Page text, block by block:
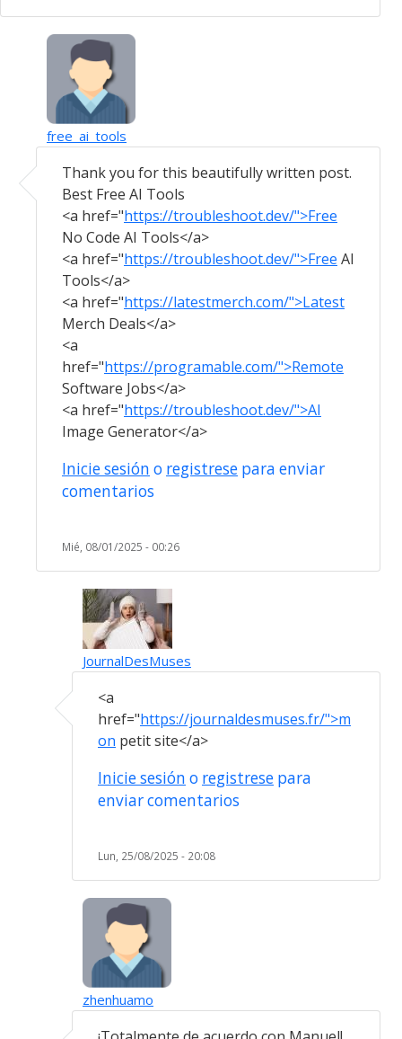
free_ai_tools
Thank you for this beautifully written post.
Best Free AI Tools
<a href="https://troubleshoot.dev/">Free
No Code AI Tools</a>
<a href="https://troubleshoot.dev/">Free AI
Tools</a>
<a href="https://latestmerch.com/">Latest
Merch Deals</a>
<a
href="https://programable.com/">Remote
Software Jobs</a>
<a href="https://troubleshoot.dev/">AI
Image Generator</a>
Inicie sesión o registrese para enviar
comentarios
Mié, 08/01/2025 - 00:26
JournalDesMuses
<a
href="https://journaldesmuses.fr/">m
on petit site</a>
Inicie sesión o registrese para
enviar comentarios
Lun, 25/08/2025 - 20:08
zhenhuamo